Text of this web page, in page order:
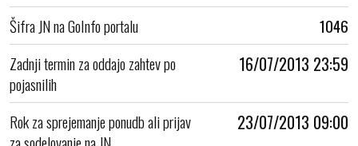
Šifra JN na GoInfo portalu
1046
Zadnji termin za oddajo zahtev po
pojasnilih
16/07/2013 23:59
Rok za sprejemanje ponudb ali prijav
23/07/2013 09:00